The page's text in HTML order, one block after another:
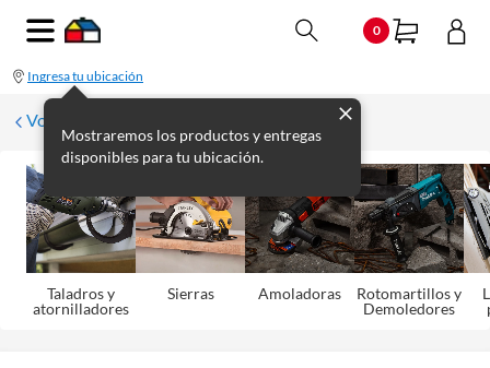
0
Ingresa tu ubicación
Mostraremos los productos y entregas
disponibles para tu ubicación.
Volver
Taladros y
atornilladores
Sierras Amoladoras
Rotomartillos y
Demoledores